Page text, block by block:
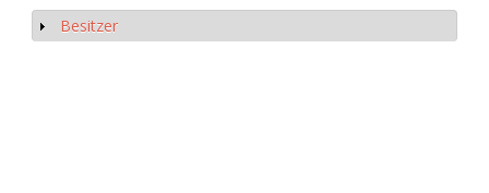
Show
Besitzer